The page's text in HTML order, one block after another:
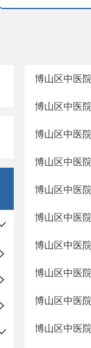
博山区中医
博山区中医
博山区中医
博山区中医
博山区中医
博山区中医
博山区中医
博山区中医
博山区中医
博山区中医